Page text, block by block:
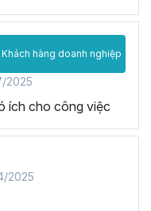
Khách hàng doanh nghiệp
2025
ích cho công việc
2025